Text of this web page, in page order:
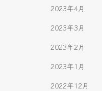
2023年4月
2023年3月
2023年2月
2023年1月
2022年12月